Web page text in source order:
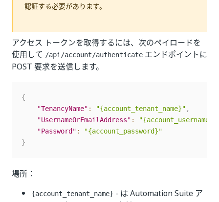
認証する必要があります。
アクセス トークンを取得するには、次のペイロードを
使用して /api/account/authenticate エンドポイントに
POST 要求を送信します。
{
"TenancyName" : "{account_tenant_name}" ,
"UsernameOrEmailAddress" : "{account_username}"
"Password" :
"{account_password}"
}
場所：
{account_tenant_name} - は Automation Suite ア